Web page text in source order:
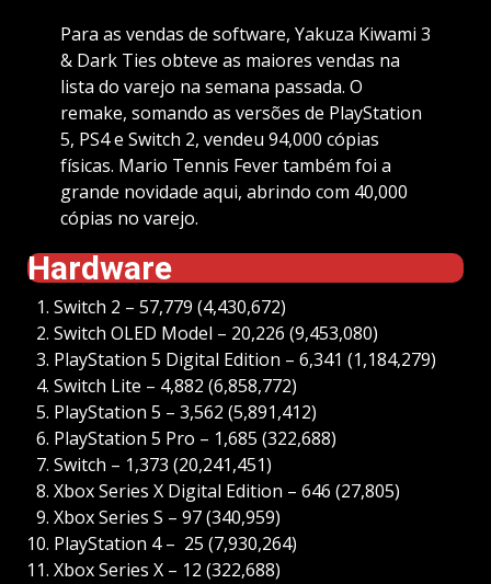
Para as vendas de software, Yakuza Kiwami 3
& Dark Ties obteve as maiores vendas na
lista do varejo na semana passada. O
remake, somando as versões de PlayStation
5, PS4 e Switch 2, vendeu 94,000 cópias
físicas. Mario Tennis Fever também foi a
grande novidade aqui, abrindo com 40,000
cópias no varejo.
Hardware
Switch 2 – 57,779 (4,430,672)
Switch OLED Model – 20,226 (9,453,080)
PlayStation 5 Digital Edition – 6,341 (1,184,279)
Switch Lite – 4,882 (6,858,772)
PlayStation 5 – 3,562 (5,891,412)
PlayStation 5 Pro – 1,685 (322,688)
Switch – 1,373 (20,241,451)
Xbox Series X Digital Edition – 646 (27,805)
Xbox Series S – 97 (340,959)
PlayStation 4 – 25 (7,930,264)
Xbox Series X – 12 (322,688)